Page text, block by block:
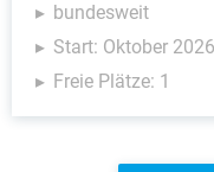
bundesweit
Start: Oktober 2026
Freie Plätze: 1